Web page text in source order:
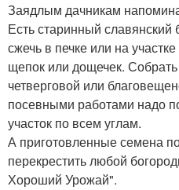
Заядлым дачникам
Есть старинный
сжечь в печке или на
щепок или дощечек.
четверговой или
посевными работами надо
участок по всем углам.
А приготовленные семена
перекрестить любой
Хороший Урожай".